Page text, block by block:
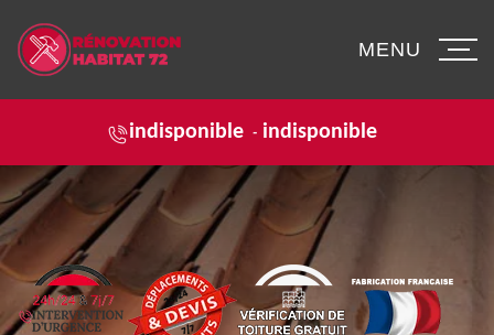
indisponible - indisponible
MENU